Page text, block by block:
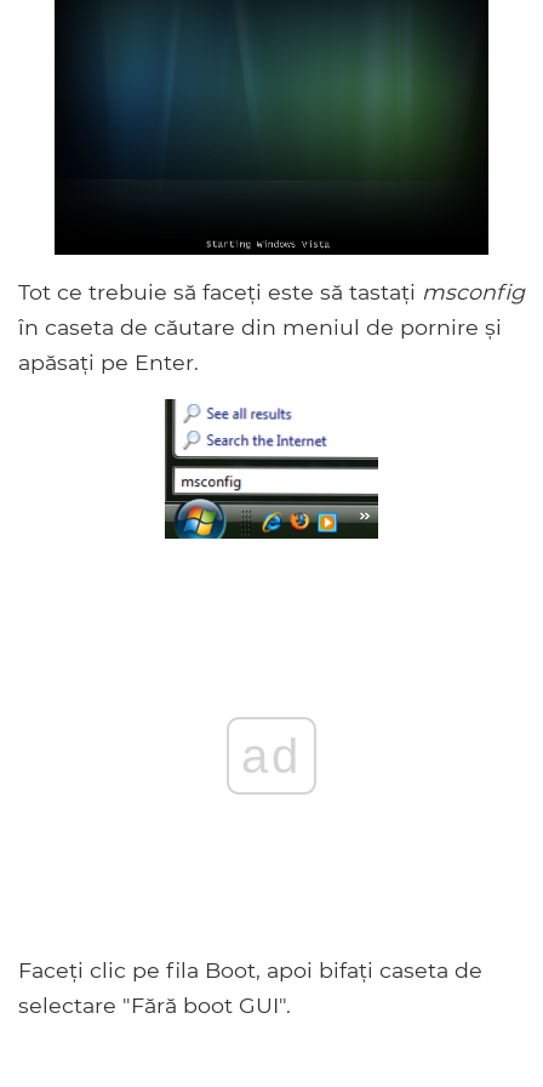
Tot ce trebuie să faceți este să tastați msconfig
în caseta de căutare din meniul de pornire și
apăsați pe Enter.
ad
Faceți clic pe fila Boot, apoi bifați caseta de
selectare "Fără boot GUI".